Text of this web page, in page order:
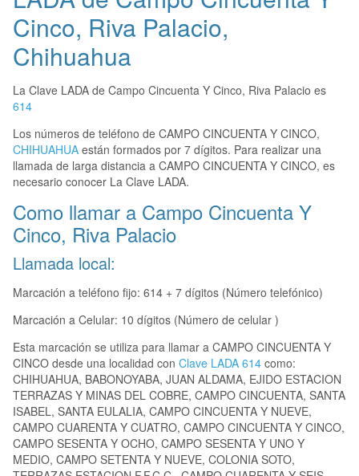
Cinco, Riva Palacio,
Chihuahua
La Clave LADA de Campo Cincuenta Y Cinco, Riva Palacio es
614
Los números de teléfono de CAMPO CINCUENTA Y CINCO,
CHIHUAHUA están formados por 7 dígitos. Para realizar una
llamada de larga distancia a CAMPO CINCUENTA Y CINCO, es
necesario conocer La Clave LADA.
Como llamar a Campo Cincuenta Y
Cinco, Riva Palacio
Llamada local:
Marcación a teléfono fijo: 614 + 7 dígitos (Número telefónico)
Marcación a Celular: 10 dígitos (Número de celular )
Esta marcación se utiliza para llamar a CAMPO CINCUENTA Y
CINCO desde una localidad con Clave LADA 614 como:
CHIHUAHUA, BABONOYABA, JUAN ALDAMA, EJIDO ESTACION
TERRAZAS Y MINAS DEL COBRE, CAMPO CINCUENTA, SANTA
ISABEL, SANTA EULALIA, CAMPO CINCUENTA Y NUEVE,
CAMPO CUARENTA Y CUATRO, CAMPO CINCUENTA Y CINCO,
CAMPO SESENTA Y OCHO, CAMPO SESENTA Y UNO Y
MEDIO, CAMPO SETENTA Y NUEVE, COLONIA SOTO,